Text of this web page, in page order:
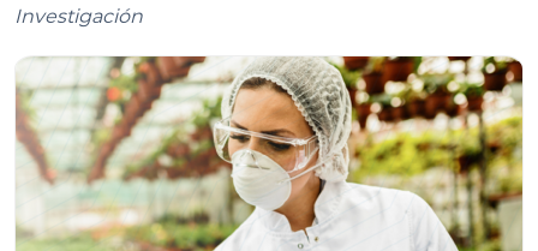
Investigación